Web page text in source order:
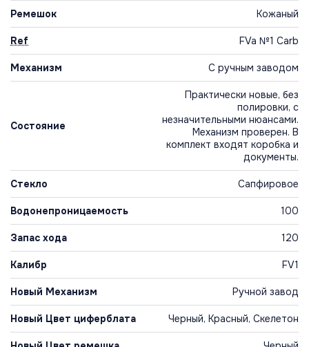
Ремешок Кожаный
Ref FVa №1 Carb
Механизм С ручным заводом
Состояние
Практически новые, без
полировки, с
незначительными нюансами.
Механизм проверен. В
комплект входят коробка и
документы.
Стекло Сапфировое
Водонепроницаемость 100
Запас хода 120
Калибр FV1
Новый Механизм Ручной завод
Новый Цвет циферблата Черный, Красный, Скелетон